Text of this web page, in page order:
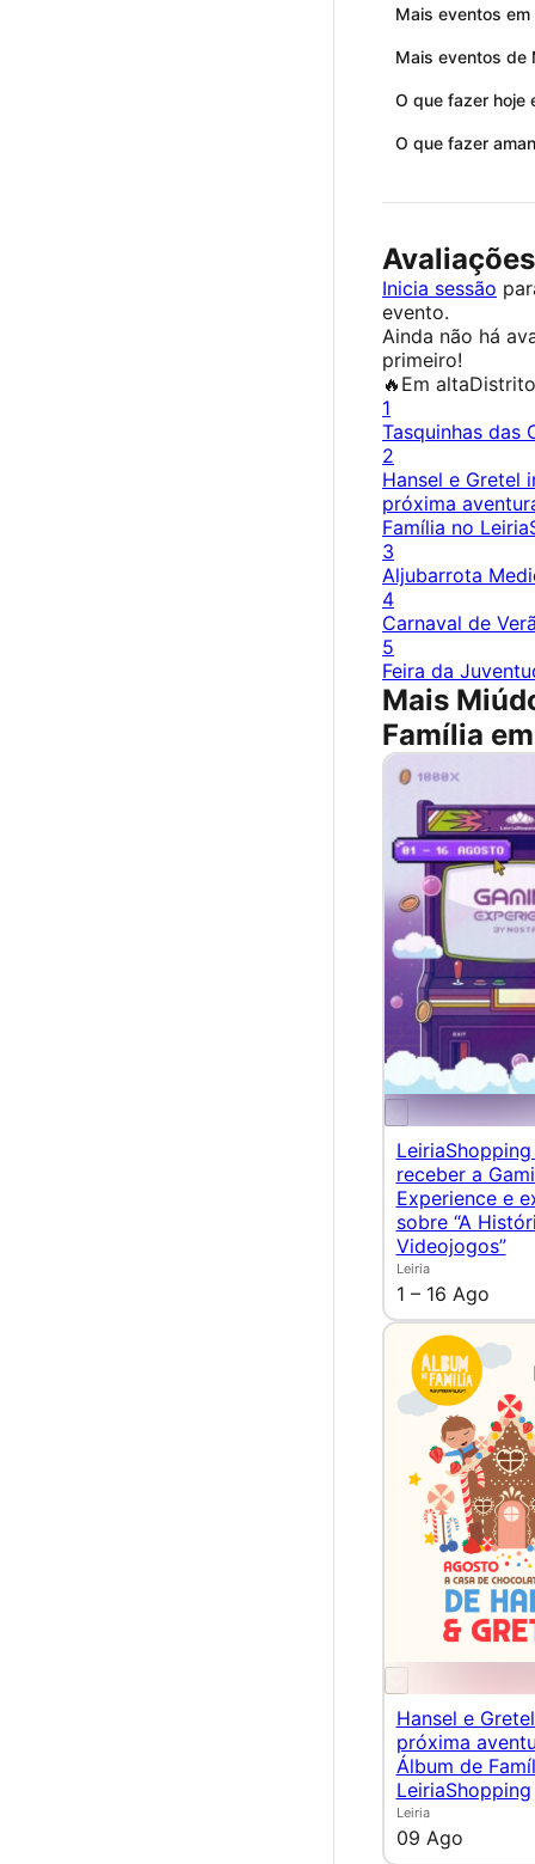
Mais eventos em
Mais eventos de
O que fazer hoje
O que fazer
Avaliações
Inicia sessão
evento.
Ainda não há
primeiro!
🔥 Em alta
1
Tasquinhas das
2
Hansel e Gretel
próxima
Família no
3
Aljubarrota
4
Carnaval de
5
Feira da
Mais
Família
receber a
Experience e
sobre “A
Videojogos”
Leiria
1 – 16 Ago
Hansel e
próxima
Álbum de
LeiriaShopping
Leiria
09 Ago